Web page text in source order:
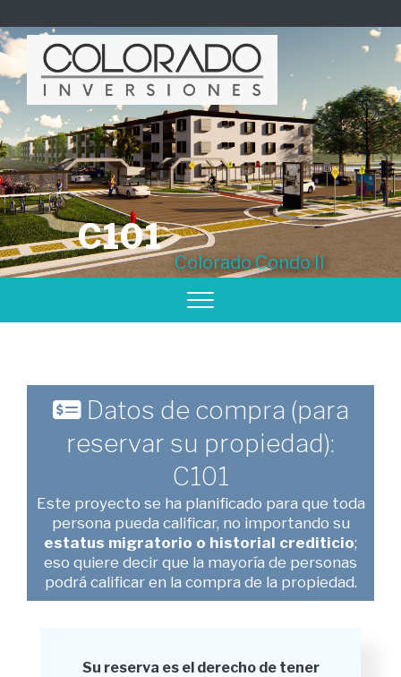
C101
Colorado Condo II
Datos de compra (para
reservar su propiedad):
C101
Este proyecto se ha planificado para que toda
persona pueda calificar, no importando su
estatus migratorio o historial crediticio;
eso quiere decir que la mayoría de personas
podrá calificar en la compra de la propiedad.
Su reserva es el derecho de tener